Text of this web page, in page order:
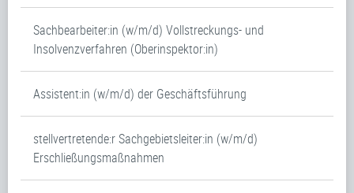
Sachbearbeiter:in (w/m/d) Vollstreckungs- und
Insolvenzverfahren (Oberinspektor:in)
Assistent:in (w/m/d) der Geschäftsführung
stellvertretende:r Sachgebietsleiter:in (w/m/d)
Erschließungsmaßnahmen